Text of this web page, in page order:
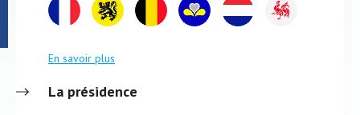
En savoir plus
La présidence